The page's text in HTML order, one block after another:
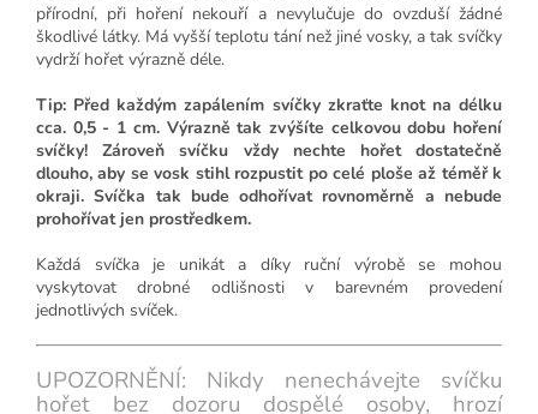
přírodní, při hoření nekouří a nevylučuje do ovzduší žádné
škodlivé látky. Má vyšší teplotu tání než jiné vosky, a tak svíčky
vydrží hořet výrazně déle.
Tip: Před každým zapálením svíčky zkraťte knot na délku
cca. 0,5 - 1 cm. Výrazně tak zvýšíte celkovou dobu hoření
svíčky! Zároveň svíčku vždy nechte hořet dostatečně
dlouho, aby se vosk stihl rozpustit po celé ploše až téměř k
okraji. Svíčka tak bude odhořívat rovnoměrně a nebude
prohořívat jen prostředkem.
Každá svíčka je unikát a díky ruční výrobě se mohou
vyskytovat drobné odlišnosti v barevném provedení
jednotlivých svíček.
UPOZORNĚNÍ: Nikdy nenechávejte svíčku
hořet bez dozoru dospělé osoby, hrozí